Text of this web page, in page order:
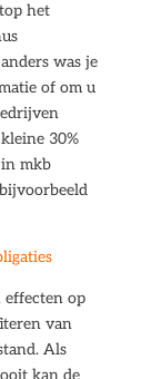
het
was je
of om u
30%
mkb
op
van
Als
kan de